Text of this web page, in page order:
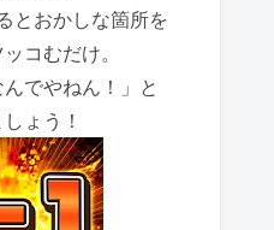
とおかしな箇所を
コむだけ。
でやねん！」と
ょう！